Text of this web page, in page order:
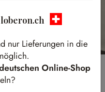
nur Lieferungen in die
Online-Shop